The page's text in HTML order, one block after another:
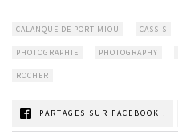
CALANQUE DE PORT MIOU CASSIS
PHOTOGRAPHIE PHOTOGRAPHY
ROCHER
PARTAGES SUR FACEBOOK !